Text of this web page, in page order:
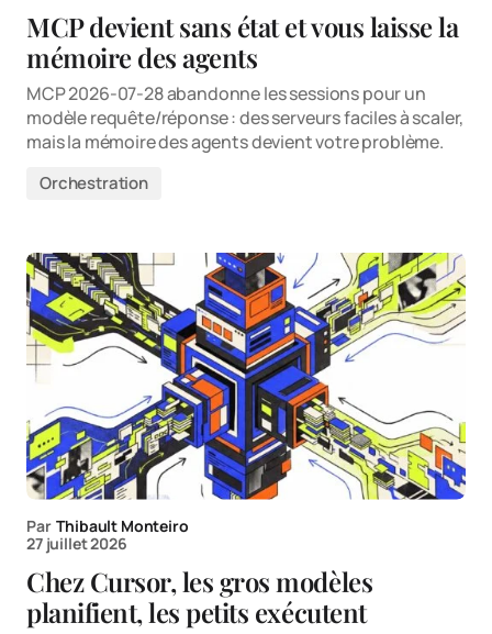
MCP devient sans état et vous laisse la
mémoire des agents
MCP 2026-07-28 abandonne les sessions pour un
modèle requête/réponse : des serveurs faciles à scaler,
mais la mémoire des agents devient votre problème.
Orchestration
Par Thibault Monteiro
27 juillet 2026
Chez Cursor, les gros modèles
planifient, les petits exécutent